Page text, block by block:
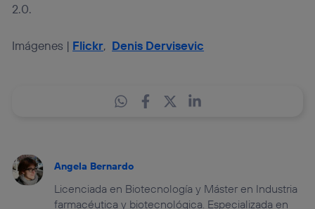
2.0.
Imágenes | Flickr, Denis Dervisevic
Angela Bernardo
Licenciada en Biotecnología y Máster en Industria
farmacéutica y biotecnológica. Especializada en